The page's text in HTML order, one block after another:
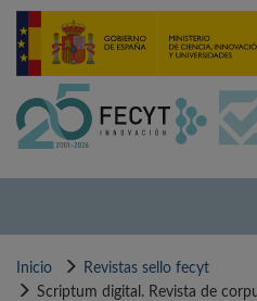
Pasar
contenido
Inicio
Revistas sello fecyt
Scriptum digital. Revista de